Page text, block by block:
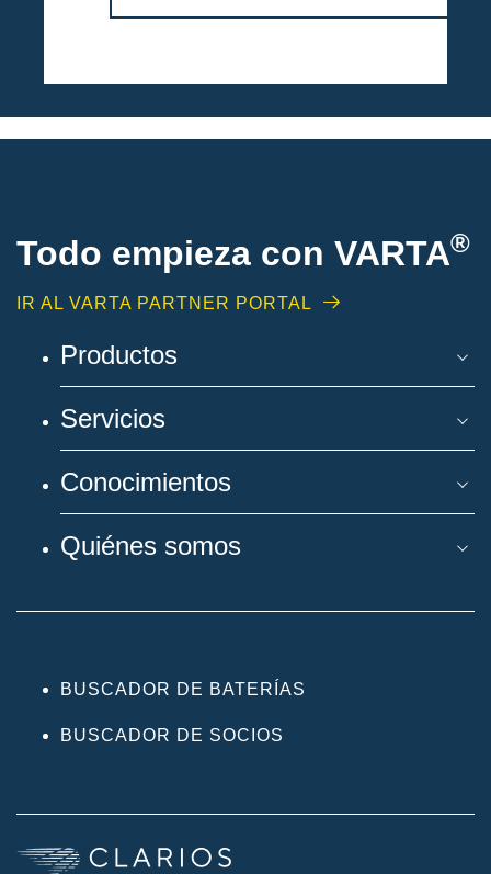
Todo empieza con VARTA®
IR AL VARTA PARTNER PORTAL
Productos
Servicios
Conocimientos
Quiénes somos
BUSCADOR DE BATERÍAS
BUSCADOR DE SOCIOS